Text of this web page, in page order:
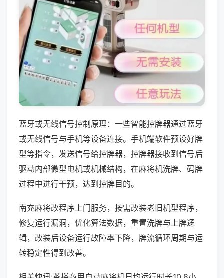
蓝牙或无线信号控制原理：一些智能控牌器通过蓝牙
或无线信号与手机等设备连接。手机端软件预设好牌
型等指令，发送信号给控牌器，控牌器接收到信号后
驱动内部微型电机或机械结构，在麻将机洗牌、码牌
过程中进行干预，达到控牌目的。
南充麻将改程序上门服务，按需改装老旧机型程序，
修复运行漏洞，优化算法数据，重置洗牌与上牌逻
辑，改装后设备运行故障率下降，牌流循环周期与运
转稳定性得到改善。